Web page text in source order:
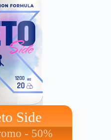
Side
- 50%